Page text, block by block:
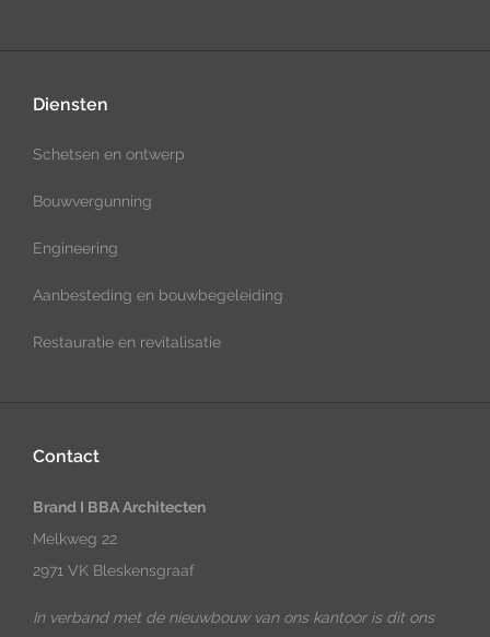
Diensten
Schetsen en ontwerp
Bouwvergunning
Engineering
Aanbesteding en bouwbegeleiding
Restauratie en revitalisatie
Contact
Brand I BBA Architecten
Melkweg 22
2971 VK Bleskensgraaf
In verband met de nieuwbouw van ons kantoor is dit ons